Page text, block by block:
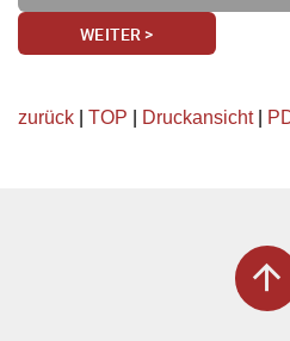
WEITER >
zurück TOP Druckansicht|
arrow_upward